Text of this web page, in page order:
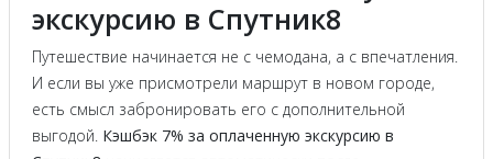
экскурсию в Спутник8
Путешествие начинается не с чемодана, а с впечатления.
И если вы уже присмотрели маршрут в новом городе,
есть смысл забронировать его с дополнительной
выгодой. Кэшбэк 7% за оплаченную экскурсию в